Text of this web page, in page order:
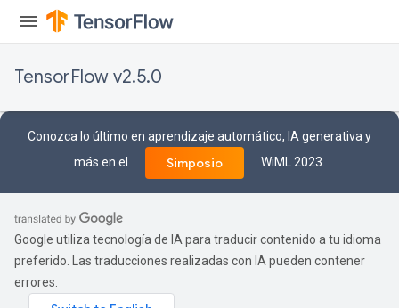
TensorFlow v2.5.0
Conozca lo último en aprendizaje automático, IA generativa y
más en el
Simposio WiML 2023.
Google utiliza tecnología de IA para traducir contenido a tu idioma
preferido. Las traducciones realizadas con IA pueden contener
errores.